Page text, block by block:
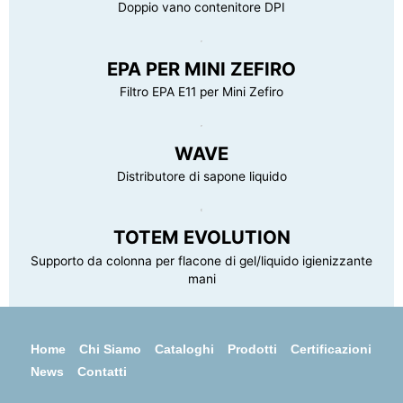
Doppio vano contenitore DPI
EPA PER MINI ZEFIRO
Filtro EPA E11 per Mini Zefiro
WAVE
Distributore di sapone liquido
TOTEM EVOLUTION
Supporto da colonna per flacone di gel/liquido igienizzante
mani
Home Chi Siamo Cataloghi Prodotti
Certificazioni
News
Contatti